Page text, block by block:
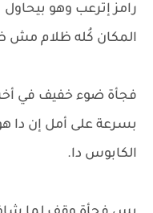
رامز إترعب وهو
المكان كُله ظلام مش
فجأة ضوء خفيف في أخر
بسرعة على أمل إن دا
الكابوس دا.